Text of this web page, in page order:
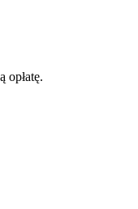
opłatę.